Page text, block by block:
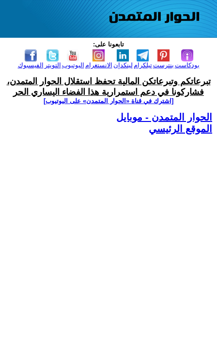
تابعونا على:
الفيسبوك التويتر اليوتيوب الانستغرام لينكدإن تيلكرامبنترست بودكاست
تبرعاتكم وتبرعاتكن المالية تحفظ استقلال الحوار المتمدن،
فشاركونا في دعم استمرارية هذا الفضاء اليساري الحر
[اشترك في قناة ‫«الحوار المتمدن» على اليوتيوب]
الحوار المتمدن - موبايل
الموقع الرئيسي